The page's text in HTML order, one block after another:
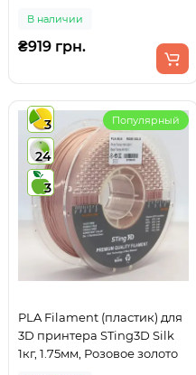
В наличии
₴919 грн.
3
24
3
Популярный
PLA Filament (пластик) для
3D принтера STing3D Silk
1кг, 1.75мм, Розовое золото